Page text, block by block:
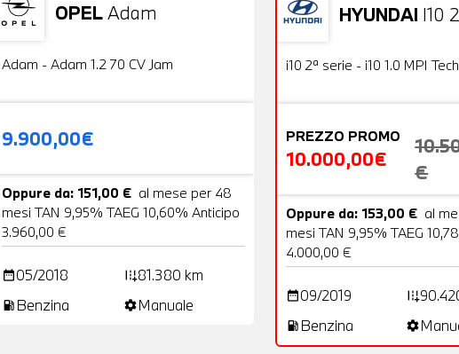
OPELAdam
Usato
Adam - Adam 1.2 70 CV Jam
9.900,00€
Oppure da: 151,00 € al mese per 48
mesi TAN 9,95% TAEG 10,60% Anticipo
3.960,00 €
date_range05/2018 add_road81.380 km
local_gas_station Benzina settingsManuale
HYUNDAI I10
OFFERTA
Usato
i10 2ª serie - i10 1.0 MPI Tech
PREZZO PROMO
10.000,00€
€
Oppure da: 153,00 € al
mesi TAN 9,95% TAEG
4.000,00 €
date_range09/2019 add_road
local_gas_station Benzina settings